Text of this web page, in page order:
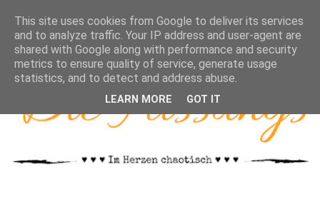
This site uses cookies from Google to deliver its services
and to analyze traffic. Your IP address and user-agent are
shared with Google along with performance and security
metrics to ensure quality of service, generate usage
statistics, and to detect and address abuse.
LEARN MORE GOT IT